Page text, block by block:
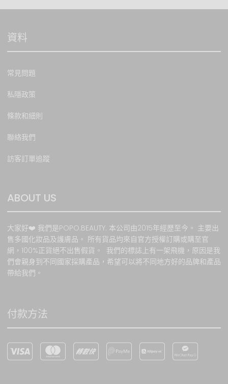
資料
常見問題
私隱政策
條款和細則
聯絡我們
訪客訂單追蹤
ABOUT US
大家好❤️ 我們是POPO.BEAUTY. 本公司由2015年經歷至今。 主要出
售多國化妝品及護膚品。 所有貨品均來自官方授權訂購或購至官
網，100%正貨絕不出售假貨。 我們的標誌上有一架飛機，原因是我
們會親身到不同國家採購產品，希望可以將不同地方好的品牌和產品
帶給我們。
付款方法
本公司所以貨品均為正品正
起計算) 發現品牌, 款式錯
誤，請保留收據, 不要開封產